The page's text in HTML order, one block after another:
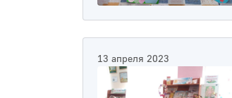
13 апреля 2023